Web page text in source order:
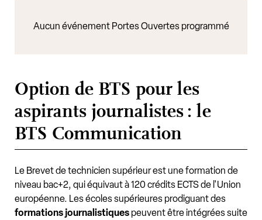
Aucun événement Portes Ouvertes programmé
Option de BTS pour les
aspirants journalistes : le
BTS Communication
Le Brevet de technicien supérieur est une formation de
niveau bac+2, qui équivaut à 120 crédits ECTS de l'Union
européenne. Les écoles supérieures prodiguant des
formations journalistiques peuvent être intégrées suite